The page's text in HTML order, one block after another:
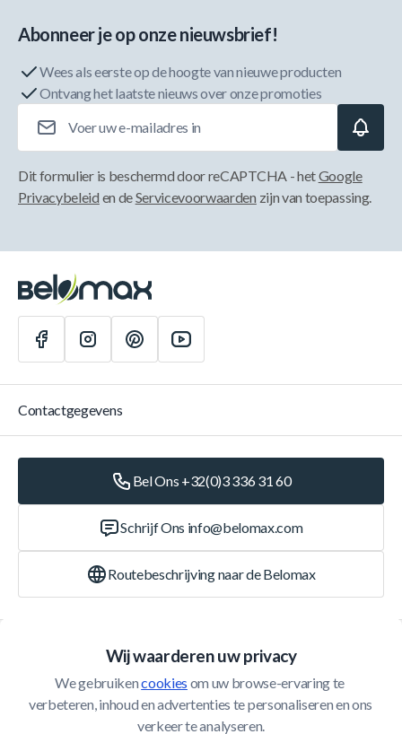
Wij waarderen uw privacy
We gebruiken cookies om uw browse-ervaring te
verbeteren, inhoud en advertenties te personaliseren en ons
verkeer te analyseren.
Abonneer je op onze nieuwsbrief!
Wees als eerste op de hoogte van nieuwe producten
Ontvang het laatste nieuws over onze promoties
Dit formulier is beschermd door reCAPTCHA - hetGoogle
Privacybeleid en deServicevoorwaarden zijn van toepassing.
Klantenservice
Contactgegevens
Bel Ons +32(0)3 336 31 60
Schrijf Ons info@belomax.com
Routebeschrijving naar de Belomax